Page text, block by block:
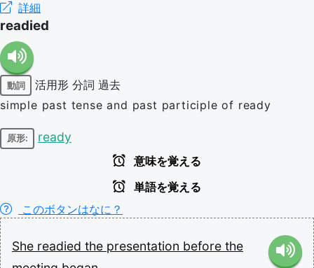
詳細
readied
動詞 活用形 分詞 過去
simple past tense and past participle of ready
原形: ready
意味を覚える
単語を覚える
このボタンはなに？
She readied the presentation before the